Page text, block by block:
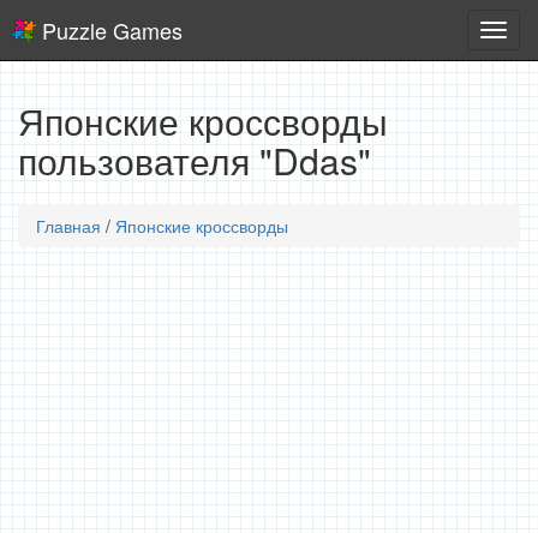
игры
Puzzle Games
Японские кроссворды
пользователя "Ddas"
Главная / Японские кроссворды